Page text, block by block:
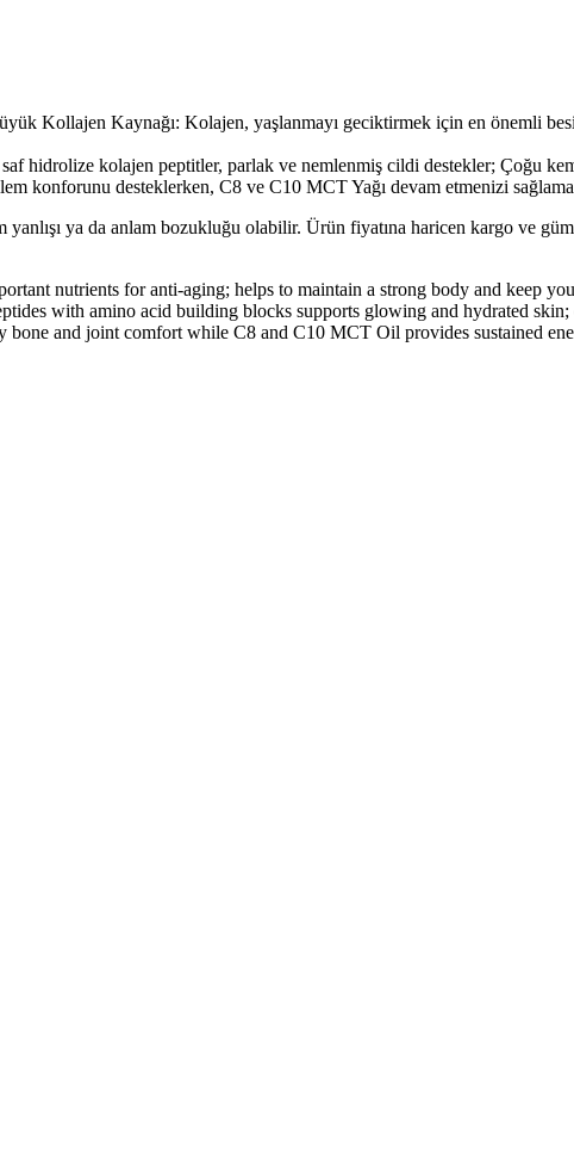
Kollajen Kaynağı: Kolajen, yaşlanmayı geciktirmek için en önemli
saf hidrolize kolajen peptitler, parlak ve nemlenmiş cildi destekler; Çoğu
konforunu desteklerken, C8 ve C10 MCT Yağı devam etmenizi
yanlışı ya da anlam bozukluğu olabilir. Ürün fiyatına haricen kargo ve
nutrients for anti-aging; helps to maintain a strong body and keep
with amino acid building blocks supports glowing and hydrated
bone and joint comfort while C8 and C10 MCT Oil provides sustained